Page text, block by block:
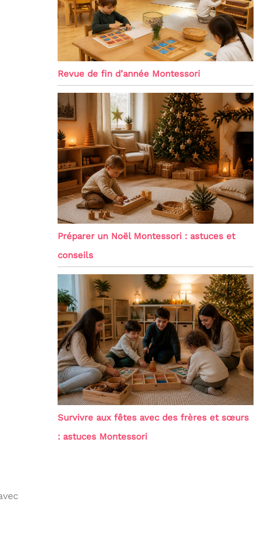
Revue de fin d’année Montessori
Préparer un Noël Montessori : astuces et
conseils
Survivre aux fêtes avec des frères et sœurs
: astuces Montessori